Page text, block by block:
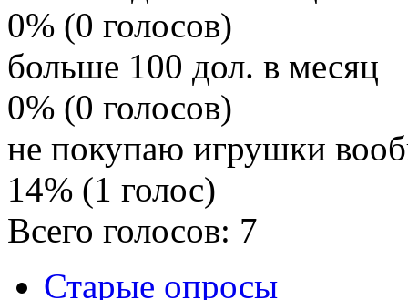
0% (0 голосов)
больше 100 дол. в месяц
0% (0 голосов)
не покупаю игрушки
14% (1 голос)
Всего голосов: 7
Старые опросы